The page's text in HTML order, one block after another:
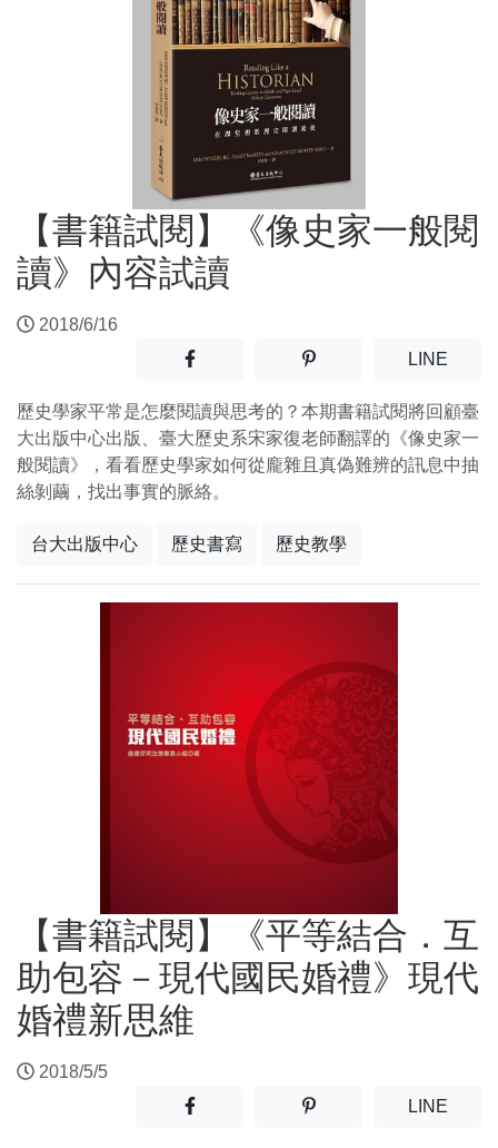
【書籍試閱】《像史家一般閱
讀》內容試讀
2018/6/16
分享至facebook(另開新視窗)
分享至噗浪(另開新視窗)
LINE(另開
歷史學家平常是怎麼閱讀與思考的？本期書籍試閱將回顧臺
大出版中心出版、臺大歷史系宋家復老師翻譯的《像史家一
般閱讀》，看看歷史學家如何從龐雜且真偽難辨的訊息中抽
絲剝繭，找出事實的脈絡。
台大出版中心 歷史書寫 歷史教學
【書籍試閱】《平等結合．互
助包容－現代國民婚禮》現代
婚禮新思維
2018/5/5
分享至facebook(另開新視窗)
分享至噗浪(另開新視窗)
LINE(另開